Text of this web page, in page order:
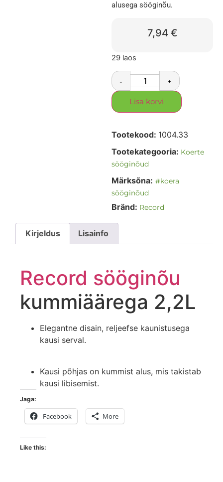
alusega sööginõu.
7,94 €
29 laos
- +
Lisa korvi
Tootekood: 1004.33
Tootekategooria: Koerte
sööginõud
Märksõna: #koera
sööginõud
Bränd: Record
Kirjeldus Lisainfo
Record sööginõu
kummiäärega 2,2L
Elegantne disain, reljeefse kaunistusega
kausi serval.
Kausi põhjas on kummist alus, mis takistab
kausi libisemist.
Jaga:
Facebook More
Like this: